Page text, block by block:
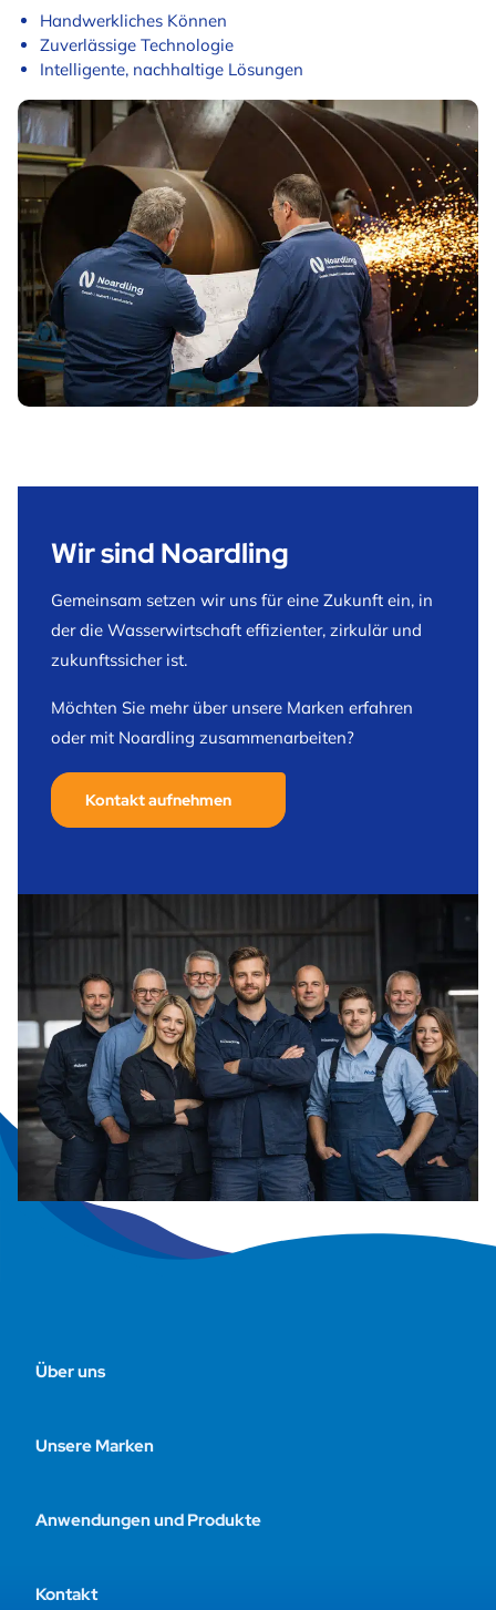
Handwerkliches Können
Zuverlässige Technologie
Intelligente, nachhaltige Lösungen
Wir sind Noardling
Gemeinsam setzen wir uns für eine Zukunft ein, in
der die Wasserwirtschaft effizienter, zirkulär und
zukunftssicher ist.
Möchten Sie mehr über unsere Marken erfahren
oder mit Noardling zusammenarbeiten?
Kontakt aufnehmen
Über uns
Unsere Marken
Anwendungen und Produkte
Kontakt